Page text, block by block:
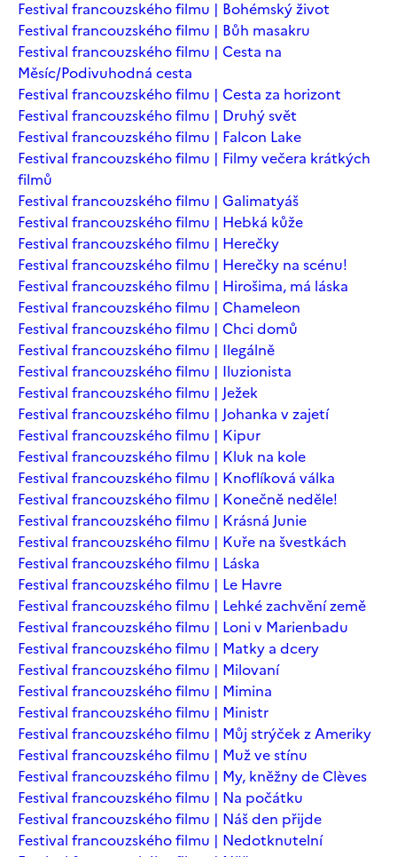
Festival francouzského filmu | Bohémský život
Festival francouzského filmu | Bůh masakru
Festival francouzského filmu | Cesta na
Měsíc/Podivuhodná cesta
Festival francouzského filmu | Cesta za horizont
Festival francouzského filmu | Druhý svět
Festival francouzského filmu | Falcon Lake
Festival francouzského filmu | Filmy večera krátkých
filmů
Festival francouzského filmu | Galimatyáš
Festival francouzského filmu | Hebká kůže
Festival francouzského filmu | Herečky
Festival francouzského filmu | Herečky na scénu!
Festival francouzského filmu | Hirošima, má láska
Festival francouzského filmu | Chameleon
Festival francouzského filmu | Chci domů
Festival francouzského filmu | Ilegálně
Festival francouzského filmu | Iluzionista
Festival francouzského filmu | Ježek
Festival francouzského filmu | Johanka v zajetí
Festival francouzského filmu | Kipur
Festival francouzského filmu | Kluk na kole
Festival francouzského filmu | Knoflíková válka
Festival francouzského filmu | Konečně neděle!
Festival francouzského filmu | Krásná Junie
Festival francouzského filmu | Kuře na švestkách
Festival francouzského filmu | Láska
Festival francouzského filmu | Le Havre
Festival francouzského filmu | Lehké zachvění země
Festival francouzského filmu | Loni v Marienbadu
Festival francouzského filmu | Matky a dcery
Festival francouzského filmu | Milovaní
Festival francouzského filmu | Mimina
Festival francouzského filmu | Ministr
Festival francouzského filmu | Můj strýček z Ameriky
Festival francouzského filmu | Muž ve stínu
Festival francouzského filmu | My, kněžny de Clèves
Festival francouzského filmu | Na počátku
Festival francouzského filmu | Náš den přijde
Festival francouzského filmu | Nedotknutelní